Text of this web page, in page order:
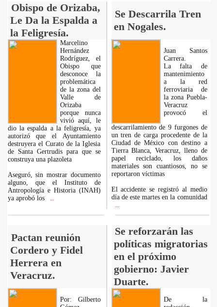
Obispo de Orizaba,
Le Da la Espalda a
la Feligresía.
Se Descarrila Tren
en Nogales.
Marcelino
Hernández
Rodríguez, el
Obispo que
desconoce la
problemática
de la zona del
Valle de
Orizaba
porque nunca
vivió aquí, le
dio la espalda a la feligresía, ya
autorizó que el Ayuntamiento
destruyera el Curato de la Iglesia
de Santa Gertrudis para que se
construya una plazoleta
Aseguró, sin mostrar documento
alguno, que el Instituto de
Antropología e Historia (INAH)
ya aprobó los
Juan Santos
Carrera.
La falta de
mantenimiento
a la red
ferroviaria de
la zona Puebla-
Veracruz
provocó el
descarrilamiento de 9 furgones de
un tren de carga procedente de la
Ciudad de México con destino a
Tierra Blanca, Veracruz, lleno de
papel reciclado, los daños
materiales son cuantiosos, no se
reportaron víctimas
El accidente se registró al medio
día de este martes en la comunidad
Pactan reunión
Cordero y Fidel
Herrera en
Veracruz.
Se reforzarán las
políticas migratorias
en el próximo
gobierno: Javier
Duarte.
Por: Gilberto
De la